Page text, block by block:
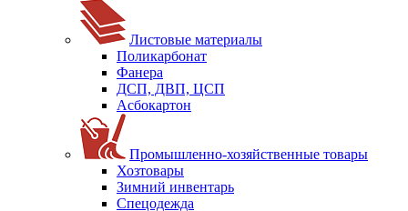
Листовые материалы
Поликарбонат
Фанера
ДСП, ДВП, ЦСП
Асбокартон
Промышленно-хозяйственные товары
Хозтовары
Зимний инвентарь
Спецодежда